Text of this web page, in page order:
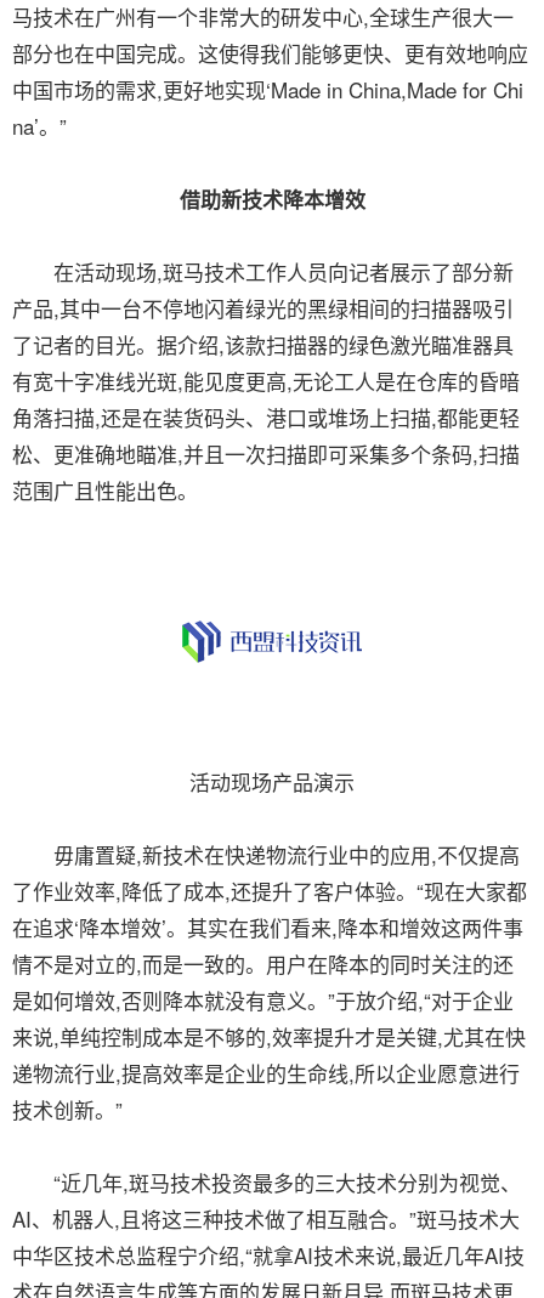
马技术在广州有一个非常大的研发中心,全球生产很大一
部分也在中国完成。这使得我们能够更快、更有效地响应
中国市场的需求,更好地实现‘Made in China,Made for Chi
na’。”
借助新技术降本增效
在活动现场,斑马技术工作人员向记者展示了部分新
产品,其中一台不停地闪着绿光的黑绿相间的扫描器吸引
了记者的目光。据介绍,该款扫描器的绿色激光瞄准器具
有宽十字准线光斑,能见度更高,无论工人是在仓库的昏暗
角落扫描,还是在装货码头、港口或堆场上扫描,都能更轻
松、更准确地瞄准,并且一次扫描即可采集多个条码,扫描
范围广且性能出色。
活动现场产品演示
毋庸置疑,新技术在快递物流行业中的应用,不仅提高
了作业效率,降低了成本,还提升了客户体验。“现在大家都
在追求‘降本增效’。其实在我们看来,降本和增效这两件事
情不是对立的,而是一致的。用户在降本的同时关注的还
是如何增效,否则降本就没有意义。”于放介绍,“对于企业
来说,单纯控制成本是不够的,效率提升才是关键,尤其在快
递物流行业,提高效率是企业的生命线,所以企业愿意进行
技术创新。”
“近几年,斑马技术投资最多的三大技术分别为视觉、
AI、机器人,且将这三种技术做了相互融合。”斑马技术大
中华区技术总监程宁介绍,“就拿AI技术来说,最近几年AI技
术在自然语言生成等方面的发展日新月异,而斑马技术更